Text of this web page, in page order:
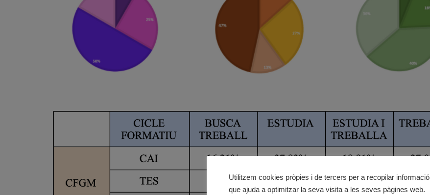
Utilitzem cookies pròpies i de tercers per a recopilar informació
que ajuda a optimitzar la seva visita a les seves pàgines web.